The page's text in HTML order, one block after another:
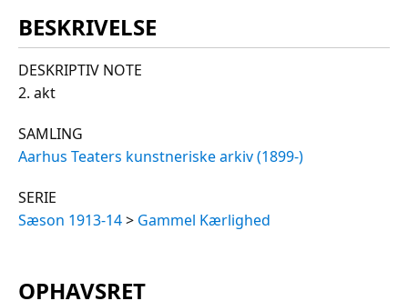
BESKRIVELSE
DESKRIPTIV NOTE
2. akt
SAMLING
Aarhus Teaters kunstneriske arkiv (1899-)
SERIE
Sæson 1913-14> Gammel Kærlighed
OPHAVSRET